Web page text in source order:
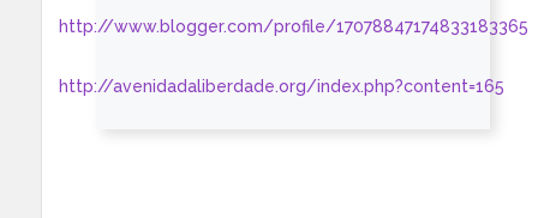
http://www.blogger.com/profile/17078847174833183365
http://avenidadaliberdade.org/index.php?content=165